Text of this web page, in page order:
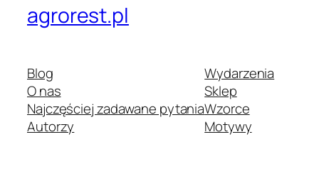
agrorest.pl
Blog
O nas
Najczęściej zadawane pytania
Autorzy
Wydarzenia
Sklep
Wzorce
Motywy